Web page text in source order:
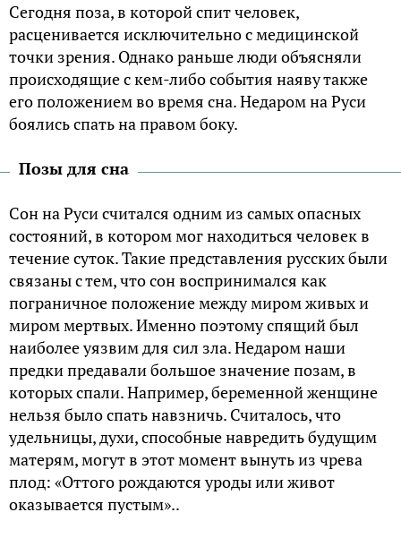
Сегодня поза, в которой спит человек,
расценивается исключительно с медицинской
точки зрения. Однако раньше люди объясняли
происходящие с кем-либо события наяву также
его положением во время сна. Недаром на Руси
боялись спать на правом боку.
Позы для сна
Сон на Руси считался одним из самых опасных
состояний, в котором мог находиться человек в
течение суток. Такие представления русских были
связаны с тем, что сон воспринимался как
пограничное положение между миром живых и
миром мертвых. Именно поэтому спящий был
наиболее уязвим для сил зла. Недаром наши
предки предавали большое значение позам, в
которых спали. Например, беременной женщине
нельзя было спать навзничь. Считалось, что
удельницы, духи, способные навредить будущим
матерям, могут в этот момент вынуть из чрева
плод: «Оттого рождаются уроды или живот
оказывается пустым»..